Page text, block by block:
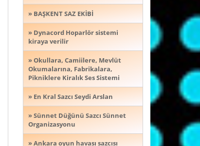
» BAŞKENT SAZ EKİBİ
» Dynacord Hoparlör sistemi
kiraya verilir
» Okullara, Camiilere, Mevlüt
Okumalarına, Fabrikalara,
Pikniklere Kiralık Ses Sistemi
» En Kral Sazcı Seydi Arslan
» Sünnet Düğünü Sazcı Sünnet
Organizasyonu
» Ankara oyun havası sazcısı